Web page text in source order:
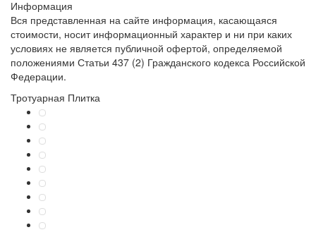
Информация
Вся представленная на сайте информация, касающаяся
стоимости, носит информационный характер и ни при каких
условиях не является публичной офертой, определяемой
положениями Статьи 437 (2) Гражданского кодекса Российской
Федерации.
Тротуарная Плитка